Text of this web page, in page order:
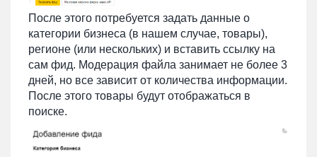
После этого потребуется задать данные о
категории бизнеса (в нашем случае, товары),
регионе (или нескольких) и вставить ссылку на
сам фид. Модерация файла занимает не более 3
дней, но все зависит от количества информации.
После этого товары будут отображаться в
поиске.